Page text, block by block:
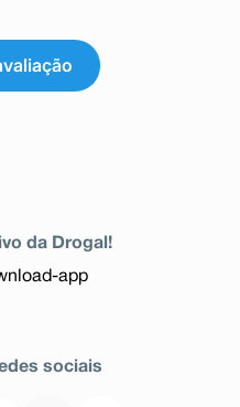
da Drogal!
sociais